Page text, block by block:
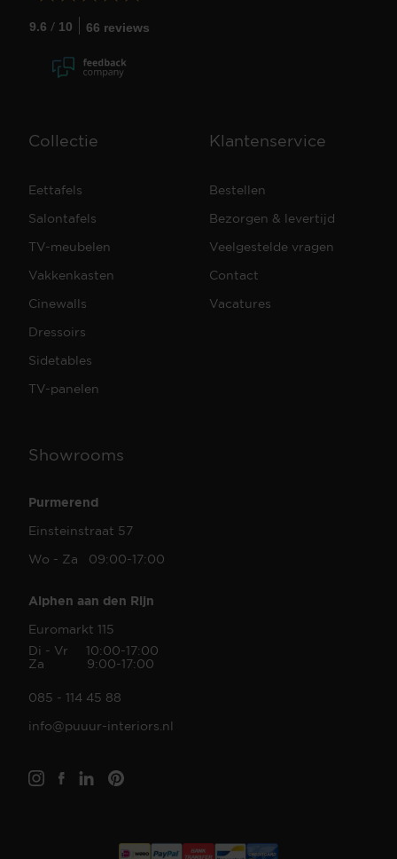
9.6 / 10 66 reviews
Collectie
Eettafels
Salontafels
TV-meubelen
Vakkenkasten
Cinewalls
Dressoirs
Sidetables
TV-panelen
Klantenservice
Bestellen
Bezorgen & levertijd
Veelgestelde vragen
Contact
Vacatures
Showrooms
Purmerend
Einsteinstraat 57
Wo - Za 09:00-17:00
Alphen aan den Rijn
Euromarkt 115
Di - Vr 10:00-17:00
Za 9:00-17:00
085 - 114 45 88
info@puuur-interiors.nl